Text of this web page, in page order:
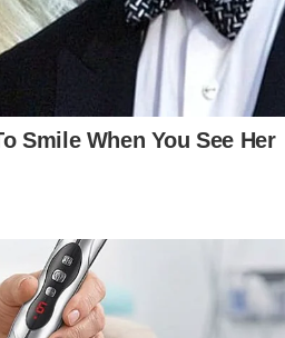
Smile When You See Her